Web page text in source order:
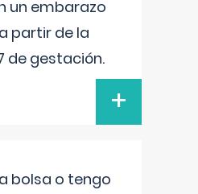
un embarazo
partir de la
de gestación.
+
bolsa o tengo